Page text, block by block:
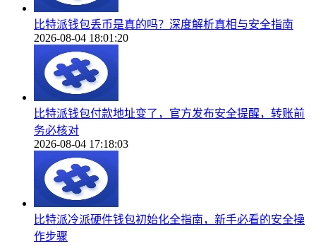
比特派钱包丢币是真的吗？深度解析真相与安全指南
2026-08-04 18:01:20
比特派钱包付款地址变了，官方发布安全提醒，转账前
务必核对
2026-08-04 17:18:03
比特派冷派硬件钱包初始化全指南，新手必看的安全操
作步骤